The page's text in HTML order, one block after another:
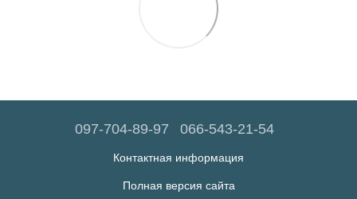
097-704-89-97 066-543-21-54
Контактная информация
Полная версия сайта